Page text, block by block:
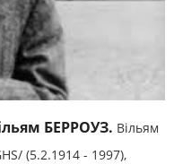
БЕРРОУЗ. Вільям
(5.2.1914 - 1997),